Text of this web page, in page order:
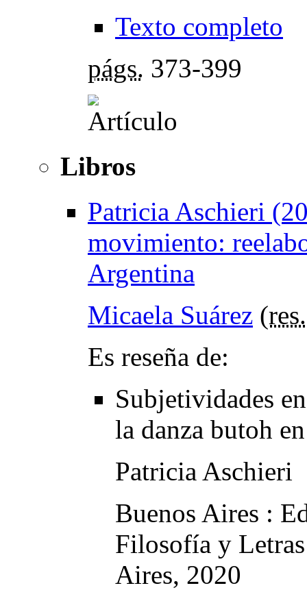
Texto completo
págs. 373-399
Libros
Patricia Aschieri
movimiento:
Argentina
Micaela Suárez (res.
Es reseña de:
Subjetividades
la danza butoh
Patricia Aschieri
Buenos Aires :
Filosofía y
Aires, 2020